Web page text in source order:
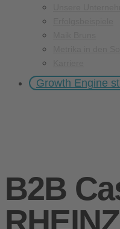
Growth Engine
B2B